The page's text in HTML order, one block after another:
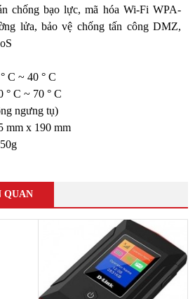
chống bạo lực, mã hóa Wi-Fi WPA-
lửa, bảo vệ chống tấn công DMZ,
C ~ 40 ° C
° C ~ 70 ° C
ngưng tụ)
mm x 190 mm
QUAN